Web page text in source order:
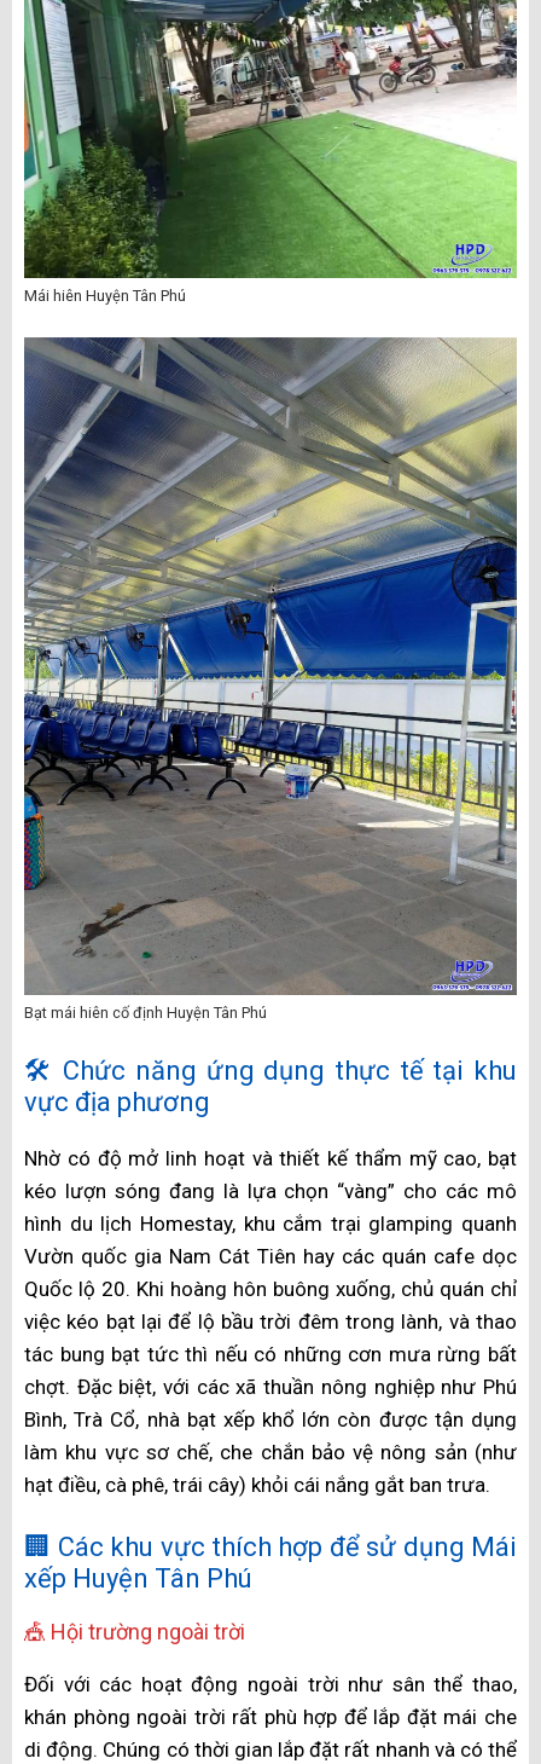
Mái hiên Huyện Tân Phú
Bạt mái hiên cố định Huyện Tân Phú
🛠️ Chức năng ứng dụng thực tế tại khu
vực địa phương
Nhờ có độ mở linh hoạt và thiết kế thẩm mỹ cao, bạt
kéo lượn sóng đang là lựa chọn “vàng” cho các mô
hình du lịch Homestay, khu cắm trại glamping quanh
Vườn quốc gia Nam Cát Tiên hay các quán cafe dọc
Quốc lộ 20. Khi hoàng hôn buông xuống, chủ quán chỉ
việc kéo bạt lại để lộ bầu trời đêm trong lành, và thao
tác bung bạt tức thì nếu có những cơn mưa rừng bất
chợt. Đặc biệt, với các xã thuần nông nghiệp như Phú
Bình, Trà Cổ, nhà bạt xếp khổ lớn còn được tận dụng
làm khu vực sơ chế, che chắn bảo vệ nông sản (như
hạt điều, cà phê, trái cây) khỏi cái nắng gắt ban trưa.
🏢 Các khu vực thích hợp để sử dụng Mái
xếp Huyện Tân Phú
🎪 Hội trường ngoài trời
Đối với các hoạt động ngoài trời như sân thể thao,
khán phòng ngoài trời rất phù hợp để lắp đặt mái che
di động. Chúng có thời gian lắp đặt rất nhanh và có thể